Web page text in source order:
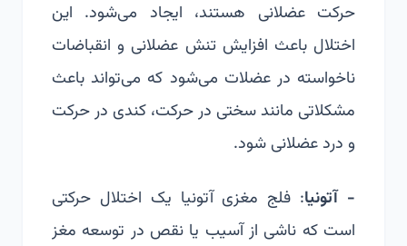
حرکت عضلانی هستند، ایجاد می‌شود. این
اختلال باعث افزایش تنش عضلانی و انقباضات
ناخواسته در عضلات می‌شود که می‌تواند باعث
مشکلاتی مانند سختی در حرکت، کندی در حرکت
و درد عضلانی شود.
- آتونیا: فلج مغزی آتونیا یک اختلال حرکتی
است که ناشی از آسیب یا نقص در توسعه مغز